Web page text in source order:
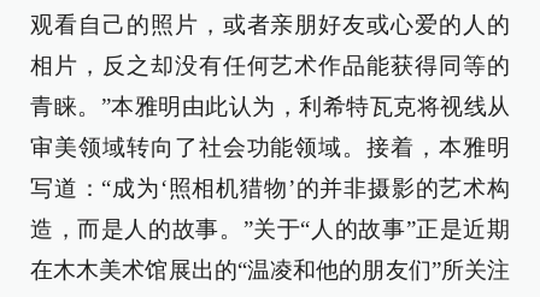
观看自己的照片，或者亲朋好友或心爱的人的
相片，反之却没有任何艺术作品能获得同等的
青睐。”本雅明由此认为，利希特瓦克将视线从
审美领域转向了社会功能领域。接着，本雅明
写道：“成为‘照相机猎物’的并非摄影的艺术构
造，而是人的故事。”关于“人的故事”正是近期
在木木美术馆展出的“温凌和他的朋友们”所关注